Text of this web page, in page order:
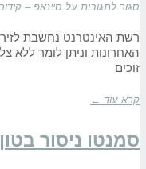
סגור לתגובות על סיינאפ –
רשת האינטרנט נחשבת
האחרונות וניתן לומר ללא
זוכים
קרא עוד ←
סמנטו ניסור בטון